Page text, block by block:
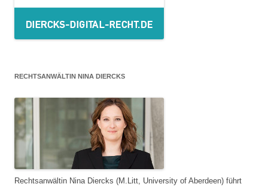
RECHTSANWÄLTIN NINA DIERCKS
Rechtsanwältin Nina Diercks (M.Litt, University of Aberdeen) führt